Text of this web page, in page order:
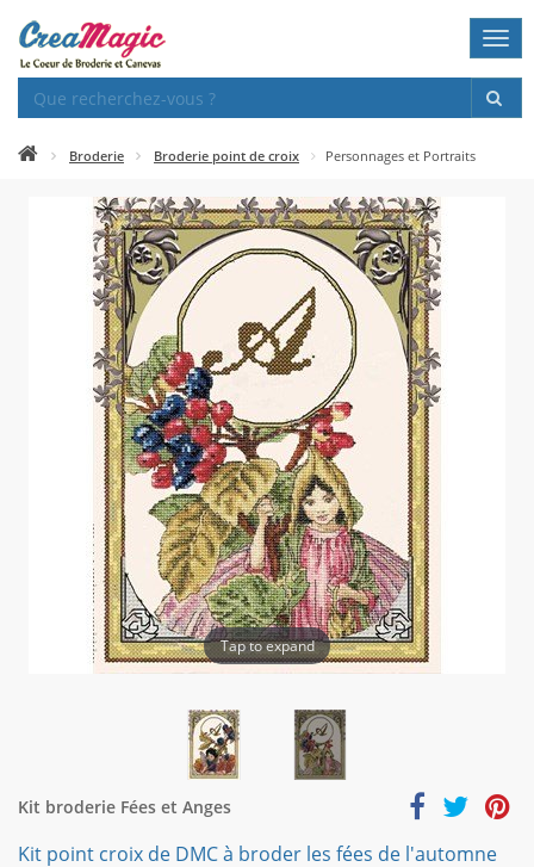
Broderie Broderie point de croix Personnages et Portraits
Tap to expand
Kit broderie Fées et Anges
Kit point croix de DMC à broder les fées de l'automne